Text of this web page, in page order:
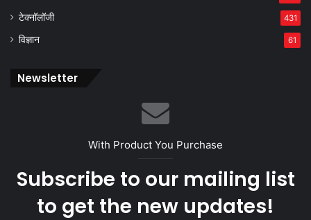
टेक्नॉलॉजी 431
विज्ञान 61
Newsletter
With Product You Purchase
Subscribe to our mailing list
to get the new updates!